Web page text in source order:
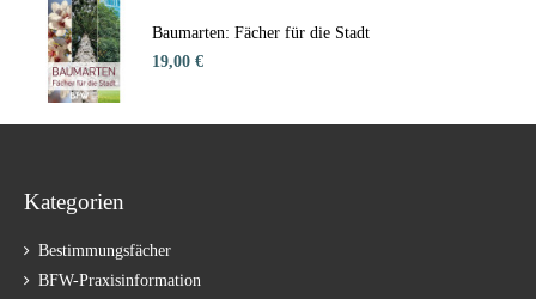
Baumarten: Fächer für die Stadt
19,00 €
Kategorien
Bestimmungsfächer
BFW-Praxisinformation